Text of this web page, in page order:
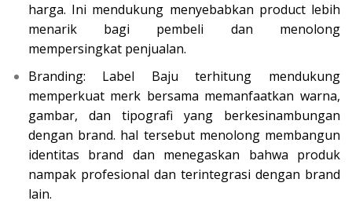
harga. Ini mendukung menyebabkan product lebih
menarik bagi pembeli dan menolong
mempersingkat penjualan.
Branding: Label Baju terhitung mendukung
memperkuat merk bersama memanfaatkan warna,
gambar, dan tipografi yang berkesinambungan
dengan brand. hal tersebut menolong membangun
identitas brand dan menegaskan bahwa produk
nampak profesional dan terintegrasi dengan brand
lain.